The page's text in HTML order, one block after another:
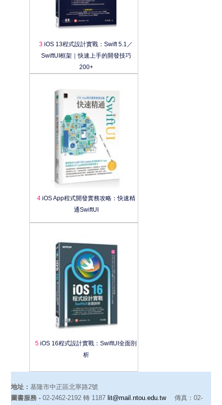
3 iOS 13程式設計實戰：Swift 5.1／
SwiftUI框架｜快速上手的開發技巧
200+
4iOS App程式開發實務攻略：快速精
通SwiftUI
5 iOS 16程式設計實戰：SwiftUI全面剖
析
地址：基隆市中正區北寧路2號
圖書服務 -02-2462-2192 轉 1187 lit@mail.ntou.edu.tw傳真：02-